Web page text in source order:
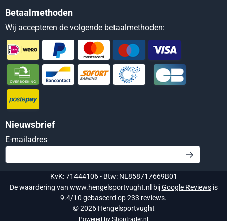
Betaalmethoden
Wij accepteren de volgende betaalmethoden:
Nieuwsbrief
E-mailadresVul je e-mailadres in voor de nieuwsbrief
KvK: 71444106 - Btw: NL858717669B01
De waardering van www.hengelsportvught.nl bijGoogle Reviewsis
9.4/10 gebaseerd op 233 reviews.
©2026Hengelsportvught
Powered by Shoptrader.nl